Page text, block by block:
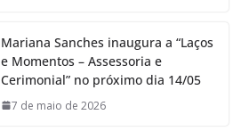
Mariana Sanches inaugura a “Laços
e Momentos – Assessoria e
Cerimonial” no próximo dia 14/05
7 de maio de 2026